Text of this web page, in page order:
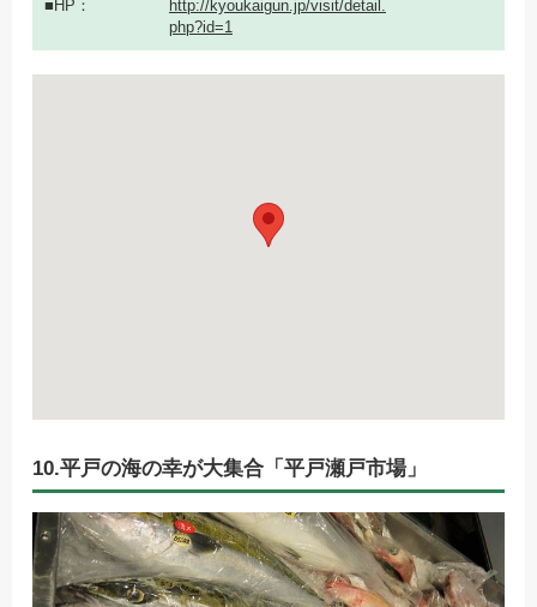
HP
http://kyoukaigun.jp/visit/detail.
php?id=1
10.平戸の海の幸が大集合「平戸瀬戸市場」